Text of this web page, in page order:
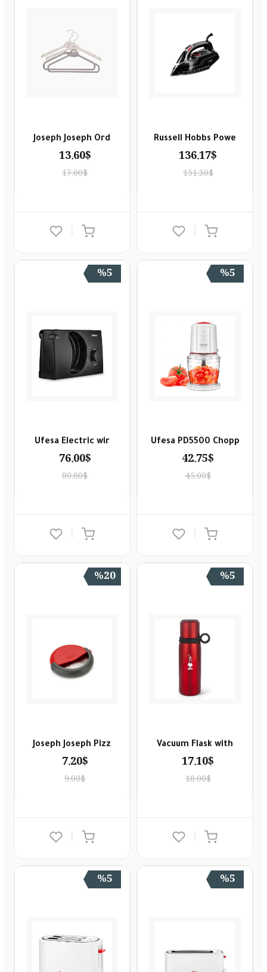
Russell Hobbs Powe
136.17$
151.30$
Joseph Joseph Ord
13.60$
17.00$
%5
Ufesa PD5500 Chopp
42.75$
45.00$
%5
Ufesa Electric wir
76.00$
80.00$
%5
Vacuum Flask with
17.10$
18.00$
%20
Joseph Joseph Pizz
7.20$
9.00$
%5
%5